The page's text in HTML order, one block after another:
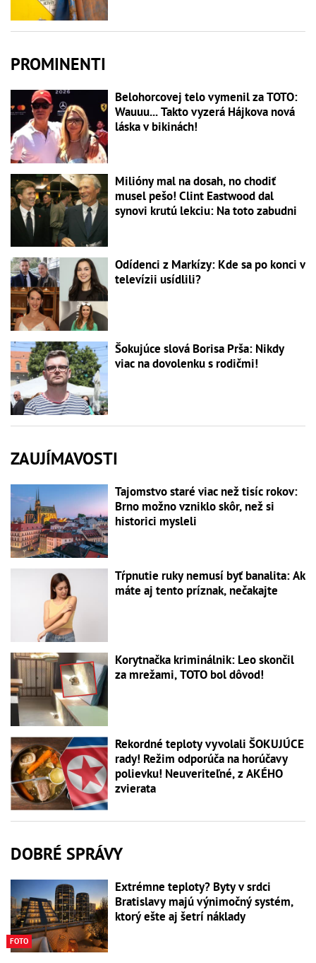
PROMINENTI
Belohorcovej telo vymenil za TOTO:
Wauuu... Takto vyzerá Hájkova nová
láska v bikinách!
Milióny mal na dosah, no chodiť
musel pešo! Clint Eastwood dal
synovi krutú lekciu: Na toto zabudni
Odídenci z Markízy: Kde sa po konci v
televízii usídlili?
Šokujúce slová Borisa Prša: Nikdy
viac na dovolenku s rodičmi!
ZAUJÍMAVOSTI
Tajomstvo staré viac než tisíc rokov:
Brno možno vzniklo skôr, než si
historici mysleli
Tŕpnutie ruky nemusí byť banalita: Ak
máte aj tento príznak, nečakajte
Korytnačka kriminálnik: Leo skončil
za mrežami, TOTO bol dôvod!
Rekordné teploty vyvolali ŠOKUJÚCE
rady! Režim odporúča na horúčavy
polievku! Neuveriteľné, z AKÉHO
zvierata
DOBRÉ SPRÁVY
FOTO
Extrémne teploty? Byty v srdci
Bratislavy majú výnimočný systém,
ktorý ešte aj šetrí náklady